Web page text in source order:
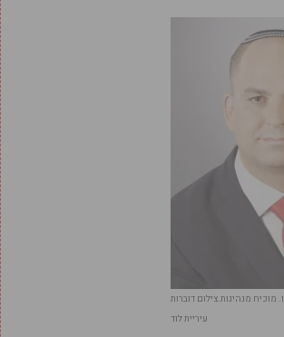
מוכיח מנהיגות.צילום דוברות
עיריית לוד